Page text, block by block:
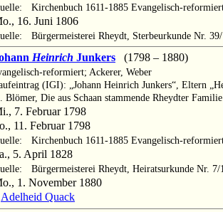
Kirchenbuch 1611-1885 Evangelisch-
16. Juni 1806
Bürgermeisterei Rheydt, Sterbeurkunde Nr.
Heinrich Junkers (1798 – 1880)
reformiert; Ackerer, Weber
(IGI): „Johann Heinrich Junkers“, Eltern
Blömer, Die aus Schaan stammende Rheydter
7. Februar 1798
11. Februar 1798
Kirchenbuch 1611-1885 Evangelisch-
5. April 1828
Bürgermeisterei Rheydt, Heiratsurkunde Nr. 7/
1. November 1880
Adelheid Quack